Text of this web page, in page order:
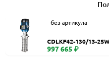
без артикула
CDLKF42-130/13-
997 665 ₽